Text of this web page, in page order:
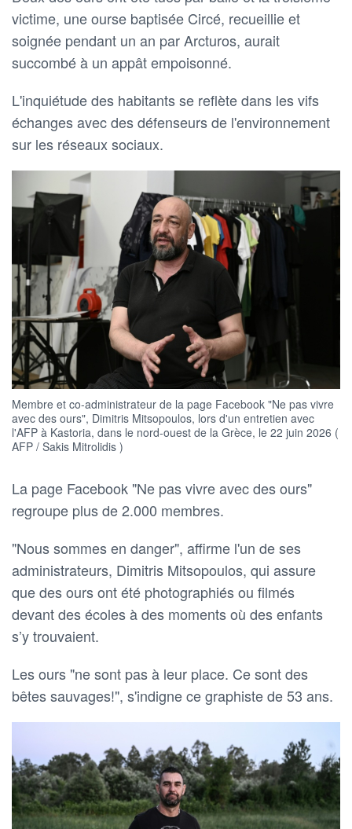
victime, une ourse baptisée Circé, recueillie et
soignée pendant un an par Arcturos, aurait
succombé à un appât empoisonné.
L'inquiétude des habitants se reflète dans les vifs
échanges avec des défenseurs de l'environnement
sur les réseaux sociaux.
Membre et co-administrateur de la page Facebook "Ne pas vivre
avec des ours", Dimitris Mitsopoulos, lors d'un entretien avec
l'AFP à Kastoria, dans le nord-ouest de la Grèce, le 22 juin 2026 (
AFP / Sakis Mitrolidis )
La page Facebook "Ne pas vivre avec des ours"
regroupe plus de 2.000 membres.
"Nous sommes en danger", affirme l'un de ses
administrateurs, Dimitris Mitsopoulos, qui assure
que des ours ont été photographiés ou filmés
devant des écoles à des moments où des enfants
s’y trouvaient.
Les ours "ne sont pas à leur place. Ce sont des
bêtes sauvages!", s'indigne ce graphiste de 53 ans.